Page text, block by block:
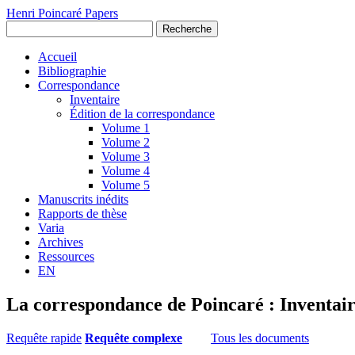
Henri Poincaré Papers
Recherche
Accueil
Bibliographie
Correspondance
Inventaire
Édition de la correspondance
Volume 1
Volume 2
Volume 3
Volume 4
Volume 5
Manuscrits inédits
Rapports de thèse
Varia
Archives
Ressources
EN
La correspondance de Poincaré :
Requête rapide Requête complexe Tous les documents